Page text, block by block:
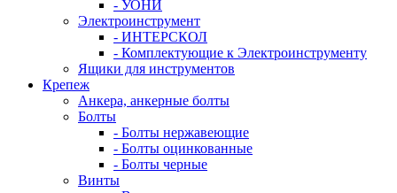
- УОНИ
Электроинструмент
- ИНТЕРСКОЛ
- Комплектующие к Электроинструменту
Ящики для инструментов
Крепеж
Анкера, анкерные болты
Болты
- Болты нержавеющие
- Болты оцинкованные
- Болты черные
Винты